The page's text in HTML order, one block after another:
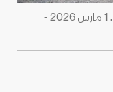
بقايا صاروخ إيراني سقط في شمال إسرائيل. 1 مارس 2026 -